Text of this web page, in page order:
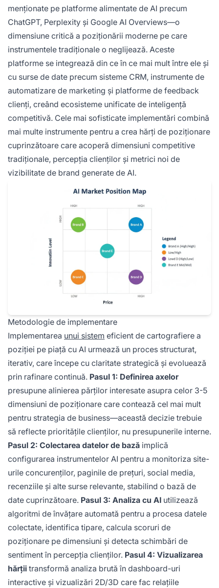
menționate pe platforme alimentate de AI precum
ChatGPT, Perplexity și Google AI Overviews—o
dimensiune critică a poziționării moderne pe care
instrumentele tradiționale o neglijează. Aceste
platforme se integrează din ce în ce mai mult între ele și
cu surse de date precum sisteme CRM, instrumente de
automatizare de marketing și platforme de feedback
clienți, creând ecosisteme unificate de inteligență
competitivă. Cele mai sofisticate implementări combină
mai multe instrumente pentru a crea hărți de poziționare
cuprinzătoare care acoperă dimensiuni competitive
tradiționale, percepția clienților și metrici noi de
vizibilitate de brand generate de AI.
Metodologie de implementare
Implementarea unui sistem eficient de cartografiere a
poziției pe piață cu AI urmează un proces structurat,
iterativ, care începe cu claritate strategică și evoluează
prin rafinare continuă. Pasul 1: Definirea axelor
presupune alinierea părților interesate asupra celor 3-5
dimensiuni de poziționare care contează cel mai mult
pentru strategia de business—această decizie trebuie
să reflecte prioritățile clienților, nu presupunerile interne.
Pasul 2: Colectarea datelor de bază implică
configurarea instrumentelor AI pentru a monitoriza site-
urile concurenților, paginile de prețuri, social media,
recenziile și alte surse relevante, stabilind o bază de
date cuprinzătoare. Pasul 3: Analiza cu AI utilizează
algoritmi de învățare automată pentru a procesa datele
colectate, identifica tipare, calcula scoruri de
poziționare pe dimensiuni și detecta schimbări de
sentiment în percepția clienților. Pasul 4: Vizualizarea
hărții transformă analiza brută în dashboard-uri
interactive și vizualizări 2D/3D care fac relațiile